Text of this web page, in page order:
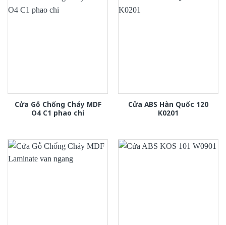
Cửa Gỗ Chống Cháy MDF
O4 C1 phao chi
Cửa ABS Hàn Quốc 120
K0201